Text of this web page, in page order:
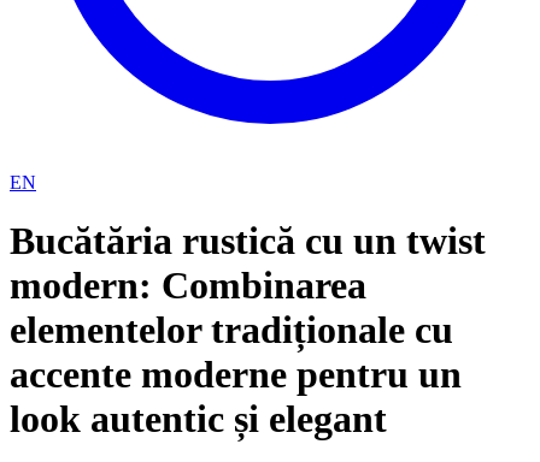
EN
Bucătăria rustică cu un twist
modern: Combinarea
elementelor tradiționale cu
accente moderne pentru un
look autentic și elegant